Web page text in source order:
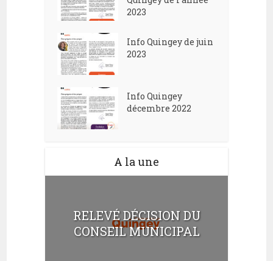
2023
Info Quingey de juin
2023
Info Quingey
décembre 2022
A la une
RELEVÉ DÉCISION DU
CONSEIL MUNICIPAL